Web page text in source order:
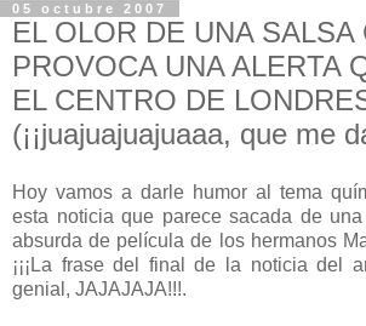
05 octubre 2007
EL OLOR DE UNA SALSA
PROVOCA UNA ALERTA
EL CENTRO DE
(¡¡juajuajuajuaaa, que me
Hoy vamos a darle humor al tema
esta noticia que parece sacada de
absurda de película de los hermanos
¡¡¡La frase del final de la noticia del
genial, JAJAJAJA!!!.